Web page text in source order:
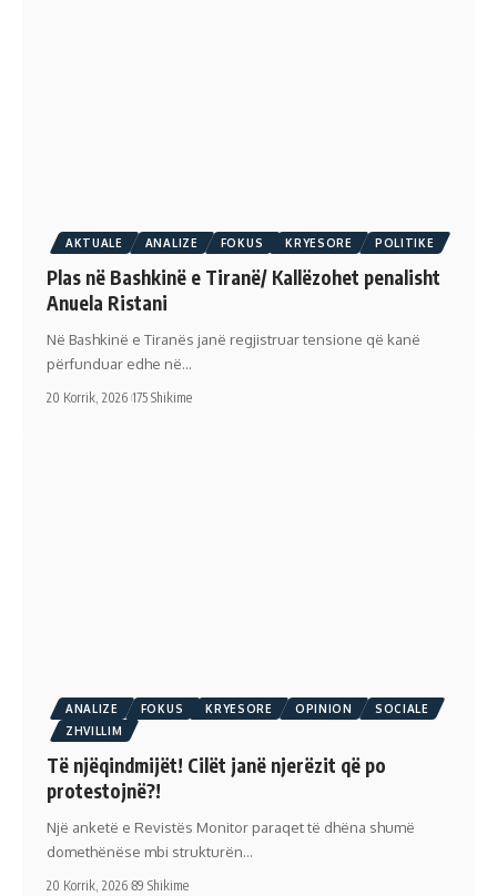
AKTUALE ANALIZE FOKUS KRYESORE POLITIKE
Plas në Bashkinë e Tiranë/ Kallëzohet penalisht
Anuela Ristani
Në Bashkinë e Tiranës janë regjistruar tensione që kanë
përfunduar edhe në…
20 Korrik, 2026 175 Shikime
ANALIZE FOKUS KRYESORE OPINION
SOCIALE
ZHVILLIM
Të njëqindmijët! Cilët janë njerëzit që po
protestojnë?!
Një anketë e Revistës Monitor paraqet të dhëna shumë
domethënëse mbi strukturën…
20 Korrik, 2026 89 Shikime